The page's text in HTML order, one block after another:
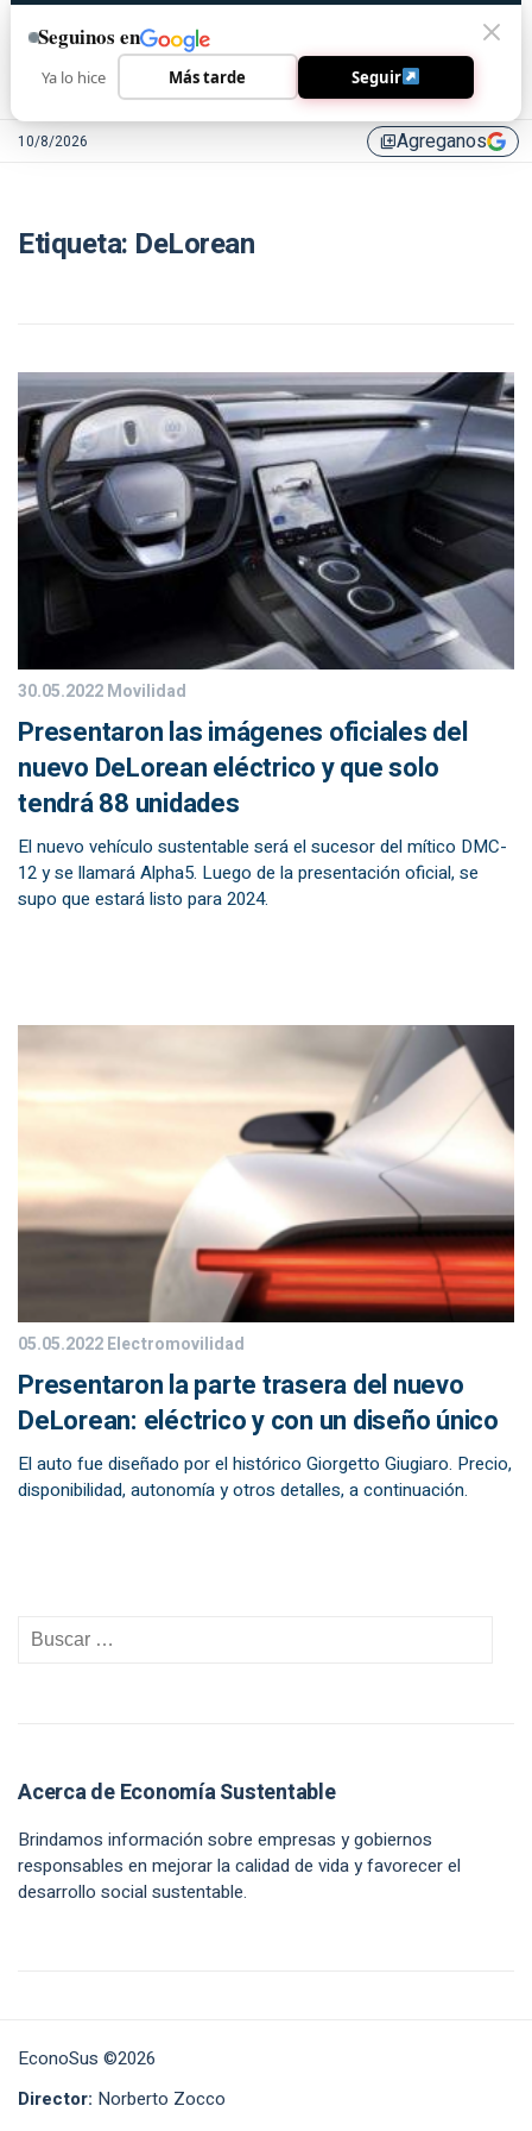
10/8/2026 library_addAgreganos
Etiqueta: DeLorean
30.05.2022Movilidad
Presentaron las imágenes oficiales del
nuevo DeLorean eléctrico y que solo
tendrá 88 unidades
El nuevo vehículo sustentable será el sucesor del mítico DMC-
12 y se llamará Alpha5. Luego de la presentación oficial, se
supo que estará listo para 2024.
05.05.2022Electromovilidad
Presentaron la parte trasera del nuevo
DeLorean: eléctrico y con un diseño único
El auto fue diseñado por el histórico Giorgetto Giugiaro. Precio,
disponibilidad, autonomía y otros detalles, a continuación.
Acerca de Economía Sustentable
Brindamos información sobre empresas y gobiernos
responsables en mejorar la calidad de vida y favorecer el
desarrollo social sustentable.
EconoSus ©2026
Director: Norberto Zocco
Seguinos en
Ya lo hice Más tarde Seguir